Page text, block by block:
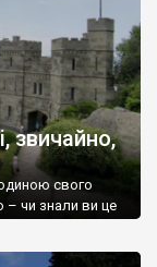
звичайно,
свого
– чи знали ви це